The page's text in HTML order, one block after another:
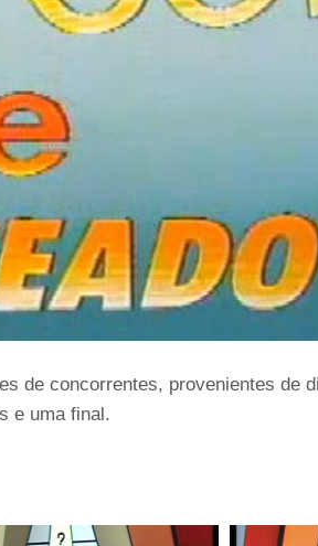
de concorrentes, provenientes de
e uma final.